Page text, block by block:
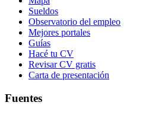
Sueldos
Observatorio del empleo
Mejores portales
Guías
Hacé tu CV
Revisar CV gratis
Carta de presentación
Fuentes